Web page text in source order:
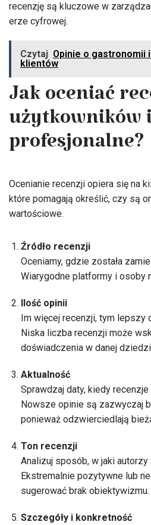
recenzję są kluczowe w
erze cyfrowej.
Czytaj Opinie o gastronomii i
klientów
Jak oceniać
użytkowników
profesjonalne?
Ocenianie recenzji opiera się na
które pomagają określić, czy są
wartościowe.
Źródło recenzji
Oceniamy, gdzie została
Wiarygodne platformy i osoby
Ilość opinii
Im więcej recenzji, tym lepszy
Niska liczba recenzji może
doświadczenia w danej
Aktualność
Sprawdzaj daty, kiedy
Nowsze opinie są zazwyczaj
ponieważ odzwierciedlają
Ton recenzji
Analizuj sposób, w jaki
Ekstremalnie pozytywne lub
sugerować brak obiektywizmu.
Szczegóły i konkretność